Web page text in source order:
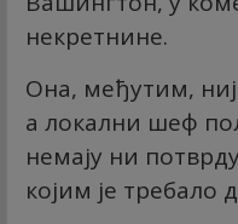
некретнине.
Она, међутим,
а локални шеф
немају ни
којим је